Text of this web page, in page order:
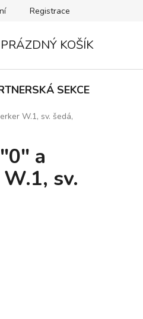
B2C VŠEOBECNÉ
Registrace
PRÁZDNÝ KOŠÍK
SEKCE
W.1, sv. šedá,
a
sv.